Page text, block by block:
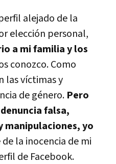
alejado de la
elección personal,
a mi familia y los
conozco. Como
las víctimas y
de género. Pero
falsa,
manipulaciones, yo
de la inocencia de mi
de Facebook.